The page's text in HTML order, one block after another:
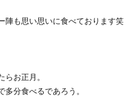
陣も思い思いに食べております笑
らお正月。
多分食べるであろう。